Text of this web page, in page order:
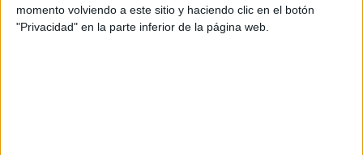
momento volviendo a este sitio y haciendo clic en el botón
"Privacidad" en la parte inferior de la página web.